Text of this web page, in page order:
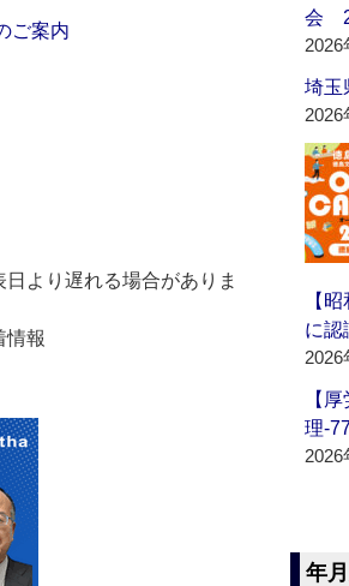
ご案内
より遅れる場合がありま
情報
会
2026
埼
2026
【
に認
2026
【
理
2026
年